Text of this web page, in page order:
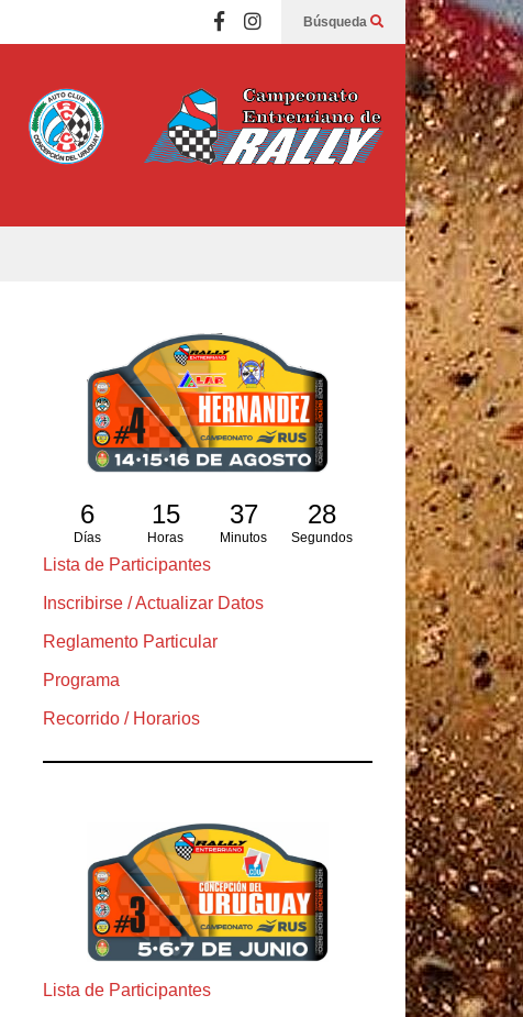
Búsqueda
6
Días
15
Horas
37
Minutos
26
Segundos
Lista de Participantes
Inscribirse / Actualizar Datos
Reglamento Particular
Programa
Recorrido / Horarios
Lista de Participantes